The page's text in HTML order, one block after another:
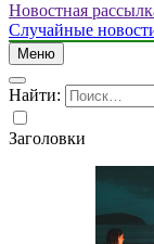
Новостная
Случайные
Меню
Найти:
Заголовки